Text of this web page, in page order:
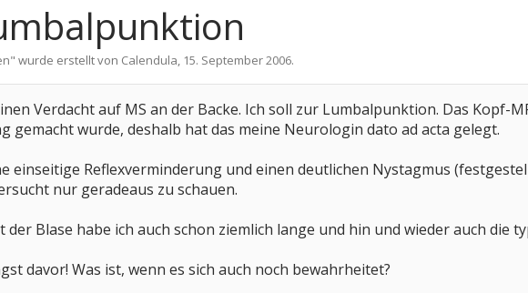
" wurde erstellt von Calendula, 15. September 2006.
Verdacht auf MS an der Backe. Ich soll zur Lumbalpunktion. Das Kopf-
gemacht wurde, deshalb hat das meine Neurologin dato ad acta gelegt.
einseitige Reflexverminderung und einen deutlichen Nystagmus
nur geradeaus zu schauen.
der Blase habe ich auch schon ziemlich lange und hin und wieder auch die
davor! Was ist, wenn es sich auch noch bewahrheitet?